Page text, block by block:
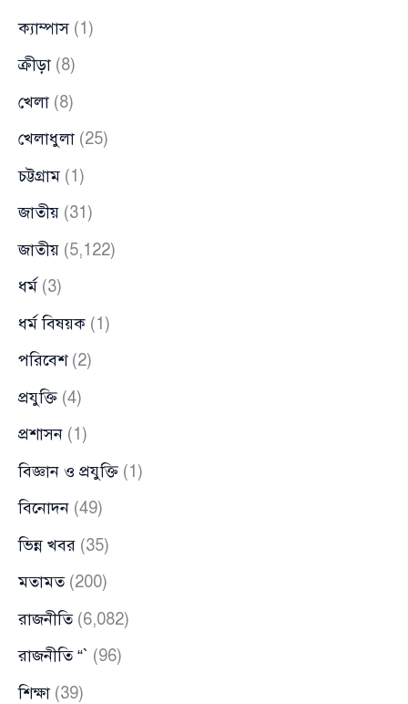
ক্যাম্পাস(1)
ক্রীড়া (8)
খেলা (8)
খেলাধুলা (25)
চট্টগ্রাম (1)
জাতীয় (31)
জাতীয় (5,122)
ধর্ম (3)
ধর্ম বিষয়ক (1)
পরিবেশ(2)
প্রযুক্তি (4)
প্রশাসন (1)
বিজ্ঞান ও প্রযুক্তি (1)
বিনোদন (49)
ভিন্ন খবর (35)
মতামত(200)
রাজনীতি(6,082)
রাজনীতি “` (96)
শিক্ষা (39)